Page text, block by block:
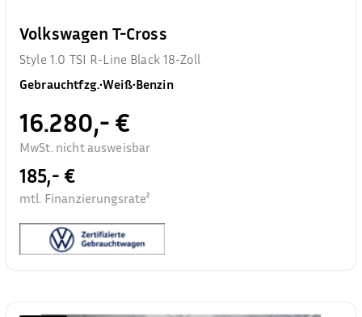
Volkswagen T-Cross
Style 1.0 TSI R-Line Black 18-Zoll
Gebrauchtfzg.•Weiß•Benzin
16.280,- €
MwSt. nicht ausweisbar
185,- €
mtl. Finanzierungsrate²